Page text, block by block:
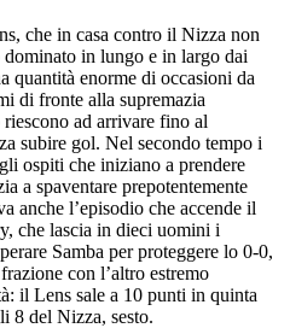
che in casa contro il Nizza non
in lungo e in largo dai
quantità enorme di occasioni da
di fronte alla supremazia
ad arrivare fino al
subire gol. Nel secondo tempo i
ospiti che iniziano a prendere
a spaventare prepotentemente
anche l’episodio che accende il
che lascia in dieci uomini i
Samba per proteggere lo 0-0,
con l’altro estremo
il Lens sale a 10 punti in quinta
8 del Nizza, sesto.